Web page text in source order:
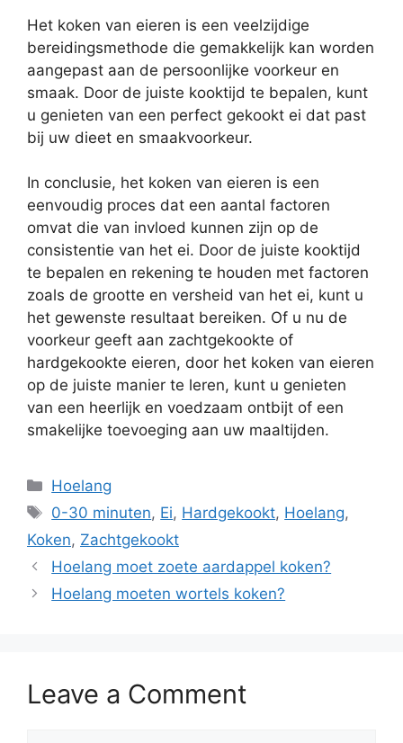
Het koken van eieren is een veelzijdige
bereidingsmethode die gemakkelijk kan worden
aangepast aan de persoonlijke voorkeur en
smaak. Door de juiste kooktijd te bepalen, kunt
u genieten van een perfect gekookt ei dat past
bij uw dieet en smaakvoorkeur.
In conclusie, het koken van eieren is een
eenvoudig proces dat een aantal factoren
omvat die van invloed kunnen zijn op de
consistentie van het ei. Door de juiste kooktijd
te bepalen en rekening te houden met factoren
zoals de grootte en versheid van het ei, kunt u
het gewenste resultaat bereiken. Of u nu de
voorkeur geeft aan zachtgekookte of
hardgekookte eieren, door het koken van eieren
op de juiste manier te leren, kunt u genieten
van een heerlijk en voedzaam ontbijt of een
smakelijke toevoeging aan uw maaltijden.
Hoelang
0-30 minuten, Ei, Hardgekookt, Hoelang,
Koken, Zachtgekookt
Hoelang moet zoete aardappel koken?
Hoelang moeten wortels koken?
Leave a Comment